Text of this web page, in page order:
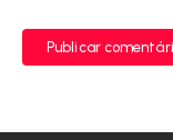
Publicar